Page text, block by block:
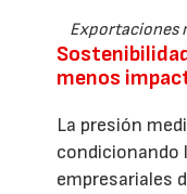
Exportaciones
menos
La presión
empresariales